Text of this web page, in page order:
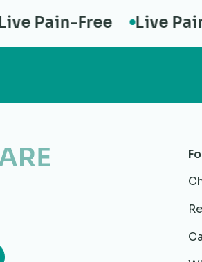
Pain-Free Live Pain-